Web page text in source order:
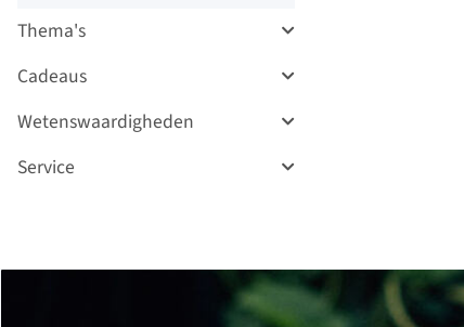
Thema's
Cadeaus
Wetenswaardigheden
Service